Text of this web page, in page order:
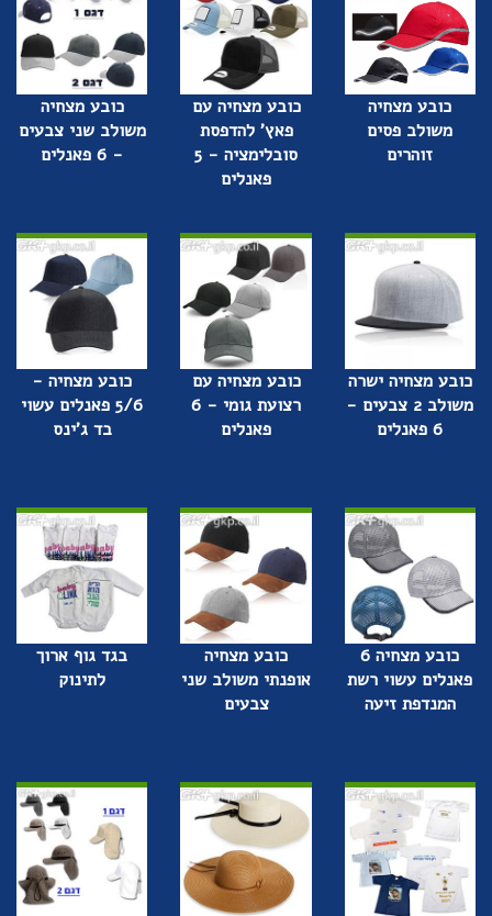
כובע מצחיה
משולב פסים
זוהרים
כובע מצחיה עם
פאץ' להדפסת
סובלימציה - 5
פאנלים
כובע מצחיה
משולב שני צבעים
- 6 פאנלים
כובע מצחיה ישרה
משולב 2 צבעים -
6 פאנלים
כובע מצחיה עם
רצועת גומי - 6
פאנלים
כובע מצחיה -
5/6 פאנלים עשוי
בד ג'ינס
כובע מצחיה 6
פאנלים עשוי רשת
המנדפת זיעה
כובע מצחיה
אופנתי משולב שני
צבעים
בגד גוף ארוך
לתינוק